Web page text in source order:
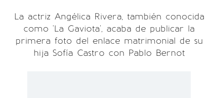
La actriz Angélica Rivera, también conocida
como 'La Gaviota', acaba de publicar la
primera foto del enlace matrimonial de su
hija Sofía Castro con Pablo Bernot